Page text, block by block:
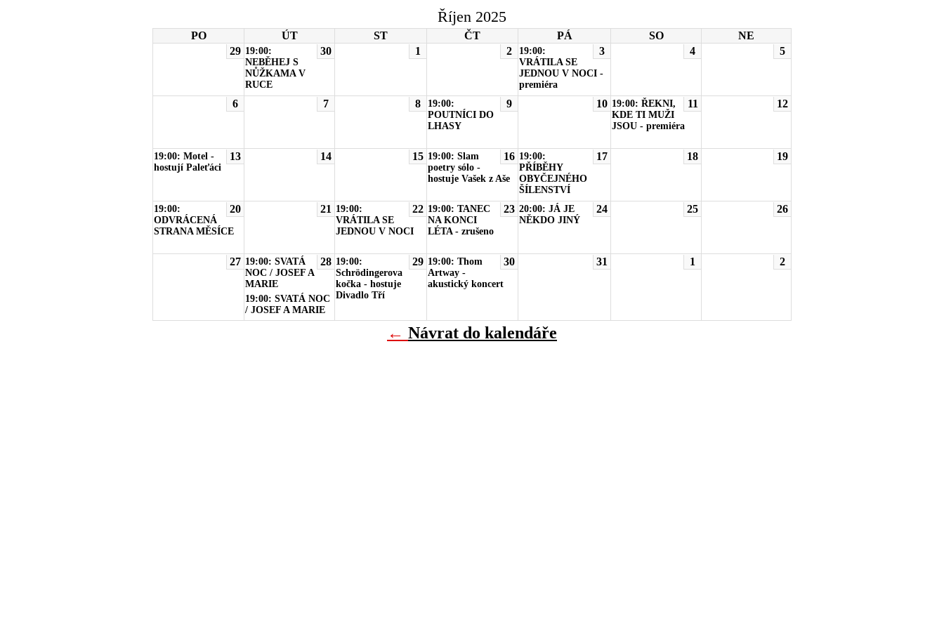
Říjen 2025
PO ÚT ST ČT PÁ SO
NE
29
30
19:00:
NEBĚHEJ S
NŮŽKAMA V
RUCE
1 2 3
19:00:
VRÁTILA SE
JEDNOU V NOCI -
premiéra
4 5
6 7 8 9
19:00:
POUTNÍCI DO
LHASY
10 11
19:00: ŘEKNI,
KDE TI MUŽI
JSOU - premiéra
12
13
19:00: Motel -
hostují Paleťáci
14 15 16
19:00: Slam
poetry sólo -
hostuje Vašek z Aše
17
19:00:
PŘÍBĚHY
OBYČEJNÉHO
ŠÍLENSTVÍ
18 19
20
19:00:
ODVRÁCENÁ
STRANA MĚSÍCE
21 22
19:00:
VRÁTILA SE
JEDNOU V NOCI
23
19:00: TANEC
NA KONCI
LÉTA - zrušeno
24
20:00: JÁ JE
NĚKDO JINÝ
25 26
27 28
19:00: SVATÁ
NOC / JOSEF A
MARIE
19:00: SVATÁ NOC
/ JOSEF A MARIE
29
19:00:
Schrödingerova
kočka - hostuje
Divadlo Tří
30
19:00: Thom
Artway -
akustický koncert
31 1 2
← Návrat do kalendáře